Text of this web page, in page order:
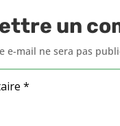
un
e-mail ne sera pas